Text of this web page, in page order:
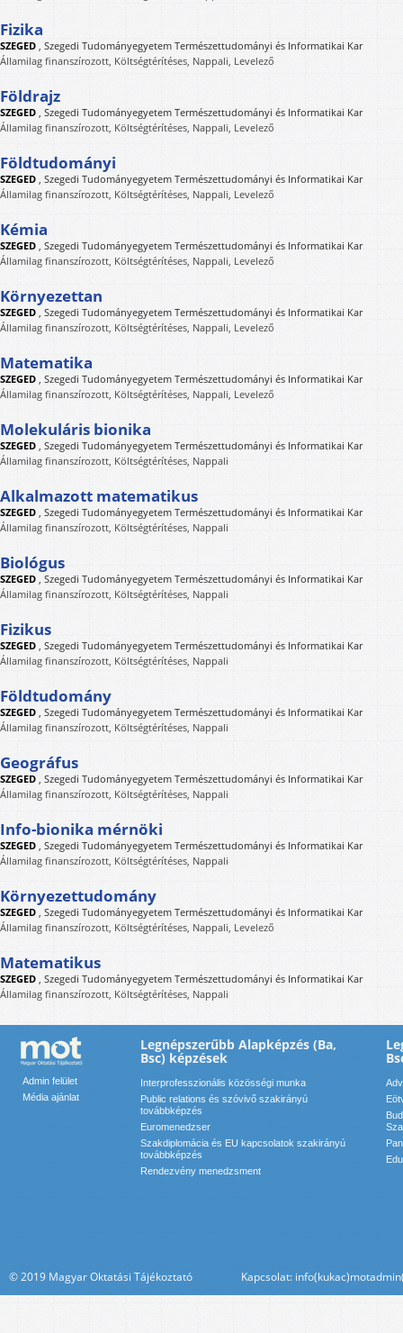
Fizika
SZEGED Szegedi Tudományegyetem Természettudományi és Informatikai Kar
Államilag finanszírozott, Költségtérítéses, Nappali, Levelező
Földrajz
SZEGED Szegedi Tudományegyetem Természettudományi és Informatikai Kar
Államilag finanszírozott, Költségtérítéses, Nappali, Levelező
Földtudományi
SZEGED Szegedi Tudományegyetem Természettudományi és Informatikai Kar
Államilag finanszírozott, Költségtérítéses, Nappali, Levelező
Kémia
SZEGED Szegedi Tudományegyetem Természettudományi és Informatikai Kar
Államilag finanszírozott, Költségtérítéses, Nappali, Levelező
Környezettan
SZEGED Szegedi Tudományegyetem Természettudományi és Informatikai Kar
Államilag finanszírozott, Költségtérítéses, Nappali, Levelező
Matematika
SZEGED Szegedi Tudományegyetem Természettudományi és Informatikai Kar
Államilag finanszírozott, Költségtérítéses, Nappali, Levelező
Molekuláris bionika
SZEGED Szegedi Tudományegyetem Természettudományi és Informatikai Kar
Államilag finanszírozott, Költségtérítéses, Nappali
Alkalmazott matematikus
SZEGED Szegedi Tudományegyetem Természettudományi és Informatikai Kar
Államilag finanszírozott, Költségtérítéses, Nappali
Biológus
SZEGED Szegedi Tudományegyetem Természettudományi és Informatikai Kar
Államilag finanszírozott, Költségtérítéses, Nappali
Fizikus
SZEGED Szegedi Tudományegyetem Természettudományi és Informatikai Kar
Államilag finanszírozott, Költségtérítéses, Nappali
Földtudomány
SZEGED Szegedi Tudományegyetem Természettudományi és Informatikai Kar
Államilag finanszírozott, Költségtérítéses, Nappali
Geográfus
SZEGED Szegedi Tudományegyetem Természettudományi és Informatikai Kar
Államilag finanszírozott, Költségtérítéses, Nappali
Info-bionika mérnöki
SZEGED Szegedi Tudományegyetem Természettudományi és Informatikai Kar
Államilag finanszírozott, Költségtérítéses, Nappali
Környezettudomány
SZEGED Szegedi Tudományegyetem Természettudományi és Informatikai Kar
Államilag finanszírozott, Költségtérítéses, Nappali, Levelező
Matematikus
SZEGED Szegedi Tudományegyetem Természettudományi és Informatikai Kar
Államilag finanszírozott, Költségtérítéses, Nappali
Admin felület
Média ajánlat
Legnépszerűbb Alapképzés (Ba,
Bsc) képzések
Interprofesszionális közösségi munka
Public relations és szóvivő szakirányú
továbbképzés
Euromenedzser
Szakdiplomácia és EU kapcsolatok szakirányú
továbbképzés
Rendezvény menedzsment
© 2019 Magyar Oktatási Tájékoztató Kapcsolat: